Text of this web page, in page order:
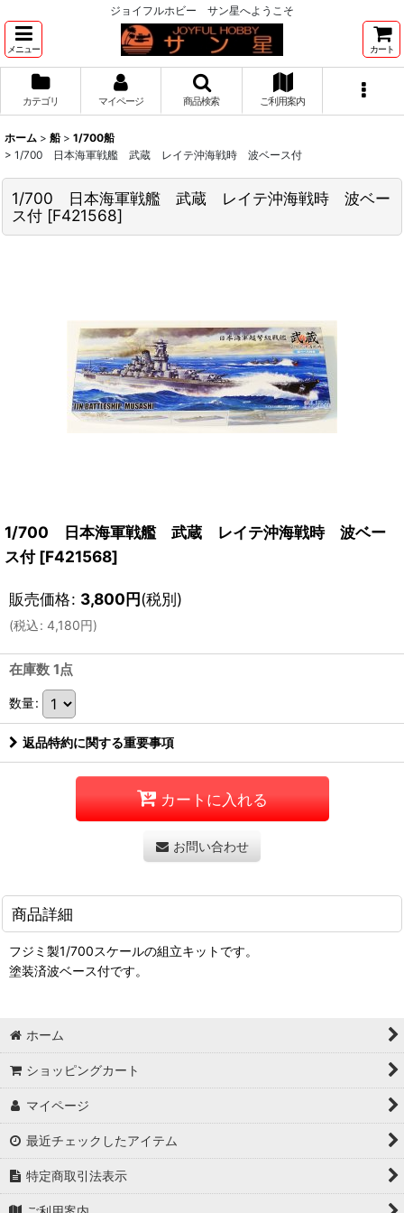
ジョイフルホビー サン星へようこそ
メニュー カート
カテゴリ マイページ 商品検索 ご利用案内
ホーム > 船 > 1/700船
> 1/700 日本海軍戦艦 武蔵 レイテ沖海戦時 波ベース付
1/700 日本海軍戦艦 武蔵 レイテ沖海戦時 波ベー
ス付 [F421568]
1/700 日本海軍戦艦 武蔵 レイテ沖海戦時 波ベー
ス付 [F421568]
販売価格: 3,800円(税別)
(税込: 4,180円)
在庫数 1点
数量:
返品特約に関する重要事項
カートに入れる
お問い合わせ
商品詳細
フジミ製1/700スケールの組立キットです。
塗装済波ベース付です。
ホーム
ショッピングカート
マイページ
最近チェックしたアイテム
特定商取引法表示